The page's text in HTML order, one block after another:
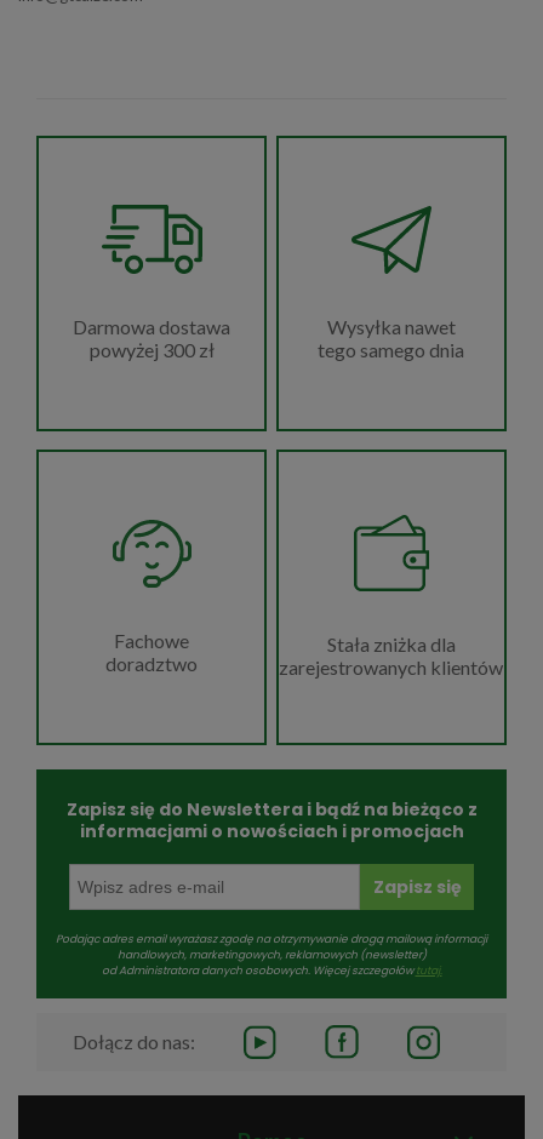
Darmowa dostawa
powyżej 300 zł
Wysyłka nawet
tego samego dnia
Fachowe
doradztwo
Stała zniżka dla
zarejestrowanych klientów
Zapisz się do Newslettera i bądź na bieżąco z
informacjami o nowościach i promocjach
Zapisz się
Podając adres email wyrażasz zgodę na otrzymywanie drogą mailową informacji
handlowych, marketingowych, reklamowych (newsletter)
od Administratora danych osobowych. Więcej szczegołówtutaj.
Dołącz do nas: